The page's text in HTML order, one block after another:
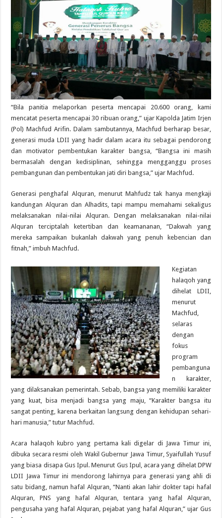
“Bila panitia melaporkan peserta mencapai 20.600 orang, kami
mencatat peserta mencapai 30 ribuan orang,” ujar Kapolda Jatim Irjen
(Pol) Machfud Arifin. Dalam sambutannya, Machfud berharap besar,
generasi muda LDII yang hadir dalam acara itu sebagai pendorong
dan motivator pembentukan karakter bangsa, “Bangsa ini masih
bermasalah dengan kedisiplinan, sehingga mengganggu proses
pembangunan dan pembentukan jati diri bangsa,” ujar Machfud.
Generasi penghafal Alquran, menurut Mahfudz tak hanya mengkaji
kandungan Alquran dan Alhadits, tapi mampu memahami sekaligus
melaksanakan nilai-nilai Alquran. Dengan melaksanakan nilai-nilai
Alquran terciptalah ketertiban dan keamananan, “Dakwah yang
mereka sampaikan bukanlah dakwah yang penuh kebencian dan
fitnah,” imbuh Machfud.
Kegiatan
halaqoh yang
dihelat LDII,
menurut
Machfud,
selaras
dengan
fokus
program
pembanguna
n karakter,
yang dilaksanakan pemerintah. Sebab, bangsa yang memiliki karakter
yang kuat, bisa menjadi bangsa yang maju, “Karakter bangsa itu
sangat penting, karena berkaitan langsung dengan kehidupan sehari-
hari manusia,” tutur Machfud.
Acara halaqoh kubro yang pertama kali digelar di Jawa Timur ini,
dibuka secara resmi oleh Wakil Gubernur Jawa Timur, Syaifullah Yusuf
yang biasa disapa Gus Ipul. Menurut Gus Ipul, acara yang dihelat DPW
LDII Jawa Timur ini mendorong lahirnya para generasi yang ahli di
satu bidang, namun hafal Alquran, “Nanti akan lahir dokter tapi hafal
Alquran, PNS yang hafal Alquran, tentara yang hafal Alquran,
pengusaha yang hafal Alquran, pejabat yang hafal Alquran,” ujar Gus